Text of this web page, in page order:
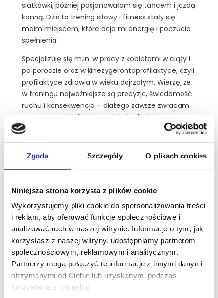
Zgoda Szczegóły O plikach cookies
Niniejsza strona korzysta z plików cookie
Wykorzystujemy pliki cookie do spersonalizowania treści
i reklam, aby oferować funkcje społecznościowe i
analizować ruch w naszej witrynie. Informacje o tym, jak
korzystasz z naszej witryny, udostępniamy partnerom
społecznościowym, reklamowym i analitycznym.
Partnerzy mogą połączyć te informacje z innymi danymi
otrzymanymi od Ciebie lub uzyskanymi podczas
korzystania z ich usług.
siatkówki, później pasjonowałam się tańcem i jazdą
konną. Dziś to trening siłowy i fitness stały się
moim miejscem, które daje mi energię i poczucie
spełnienia.
Specjalizuję się m.in. w pracy z kobietami w ciąży i
po porodzie oraz w kinezygerontoprofilaktyce, czyli
profilaktyce zdrowia w wieku dojrzałym. Wierzę, że
w treningu najważniejsze są precyzja, świadomość
ruchu i konsekwencja – dlatego zawsze zwracam
uwagę na technikę i uczę, jak słuchać własnego
ciała.
którzy wychodzą z treningu uśmiechnięci i dumni z
siebie. To dla mnie najlepsza nagroda i motywacja
Darmowy trening